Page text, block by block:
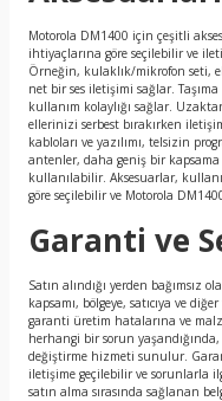
Motorola DM1400 için çeşitli
ihtiyaçlarına göre seçilebilir ve
Örneğin, kulaklık/mikrofon seti,
net bir ses iletişimi sağlar.
kullanım kolaylığı sağlar.
ellerinizi serbest bırakırken
kabloları ve yazılımı, telsizin
antenler, daha geniş bir
kullanılabilir. Aksesuarlar,
göre seçilebilir ve Motorola
Garanti ve
Satın alındığı yerden
kapsamı, bölgeye, satıcıya ve
garanti üretim hatalarına ve
herhangi bir sorun
değiştirme hizmeti sunulur.
iletişime geçilebilir ve sorunlarla
satın alma sırasında sağlanan